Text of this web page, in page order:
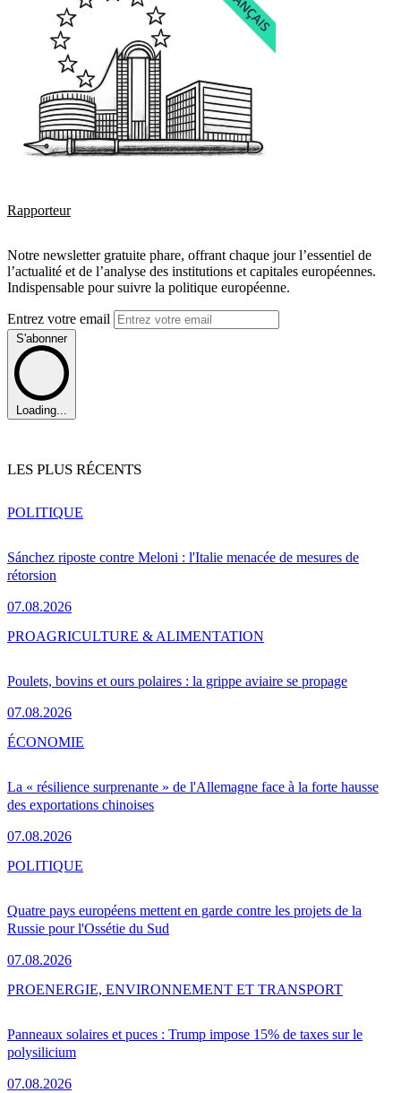
Rapporteur
Notre newsletter gratuite phare, offrant chaque jour l’essentiel de
l’actualité et de l’analyse des institutions et capitales européennes.
Indispensable pour suivre la politique européenne.
Entrez votre email
S'abonner
Loading...
LES PLUS RÉCENTS
Sánchez riposte contre Meloni : l'Italie menacée de mesures de
rétorsion
07.08.2026
POLITIQUE
Poulets, bovins et ours polaires : la grippe aviaire se propage
07.08.2026
PROAGRICULTURE & ALIMENTATION
La « résilience surprenante » de l'Allemagne face à la forte hausse
des exportations chinoises
07.08.2026
ÉCONOMIE
Quatre pays européens mettent en garde contre les projets de la
Russie pour l'Ossétie du Sud
07.08.2026
POLITIQUE
Panneaux solaires et puces : Trump impose 15% de taxes sur le
polysilicium
07.08.2026
PROENERGIE, ENVIRONNEMENT ET TRANSPORT